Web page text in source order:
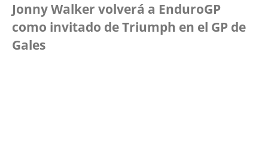
Jonny Walker volverá a EnduroGP
como invitado de Triumph en el GP de
Gales